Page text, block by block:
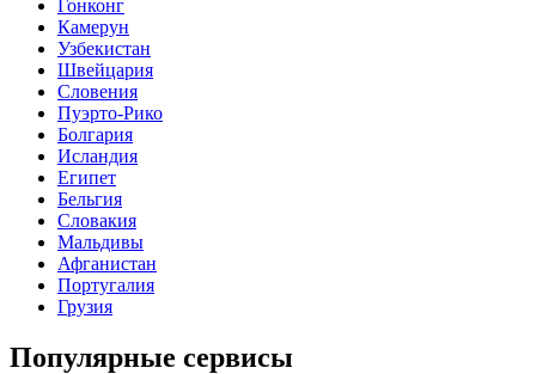
Гонконг
Камерун
Узбекистан
Швейцария
Словения
Пуэрто-Рико
Болгария
Исландия
Египет
Бельгия
Словакия
Мальдивы
Афганистан
Португалия
Грузия
Популярные сервисы